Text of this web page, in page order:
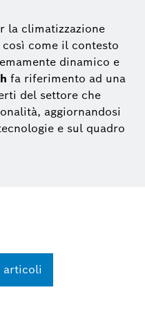
la climatizzazione
come il contesto
dinamico e
fa riferimento ad una
del settore che
aggiornandosi
e sul quadro
articoli